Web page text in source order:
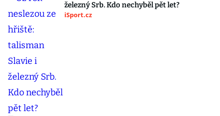
železný Srb. Kdo nechyběl pět let?
iSport.cz